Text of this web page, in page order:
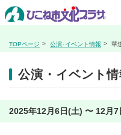
TOPページ 公演･イベント情報 華
公演・イベント情
2025年12月6日(土) 〜 12月7